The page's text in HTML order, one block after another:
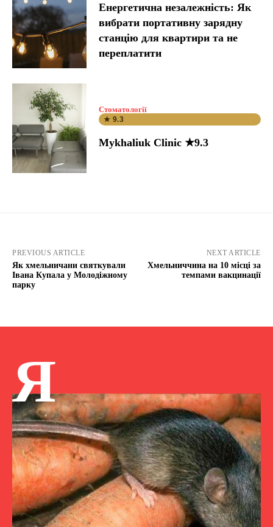
Енергетична незалежність: Як
вибрати портативну зарядну
станцію для квартири та не
переплатити
Стоматології
★ 9.3
Mykhaliuk Clinic ★9.3
PREVIOUS ARTICLE
Як хмельничани святкували
Івана Купала у Молодіжному
парку
NEXT ARTICLE
Хмельниччина на 10 місці за
темпами вакцинації
Я